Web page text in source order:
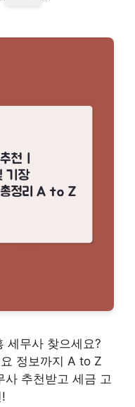
무사 찾으세요?
정보까지 A to Z
사 추천받고 세금 고